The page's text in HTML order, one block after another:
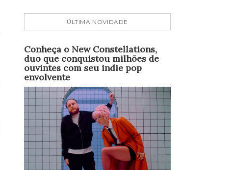
ÚLTIMA NOVIDADE
Conheça o New Constellations,
duo que conquistou milhões de
ouvintes com seu indie pop
envolvente